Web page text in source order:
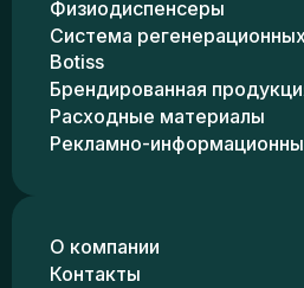
Физиодиспенсеры
Система
Botiss
Брендированная
Расходные материалы
Рекламно-
О компании
Контакты